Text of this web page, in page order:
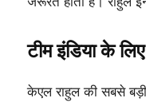
टीम इंडिया के
केएल राहुल की सबसे